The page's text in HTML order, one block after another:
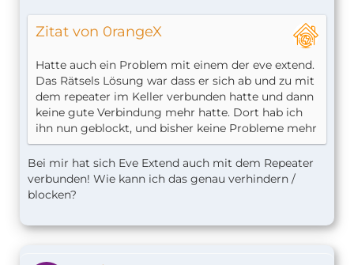
Zitat von 0rangeX
Hatte auch ein Problem mit einem der eve extend.
Das Rätsels Lösung war dass er sich ab und zu mit
dem repeater im Keller verbunden hatte und dann
keine gute Verbindung mehr hatte. Dort hab ich
ihn nun geblockt, und bisher keine Probleme mehr
Bei mir hat sich Eve Extend auch mit dem Repeater
verbunden! Wie kann ich das genau verhindern /
blocken?